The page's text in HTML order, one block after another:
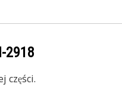
2918
części.